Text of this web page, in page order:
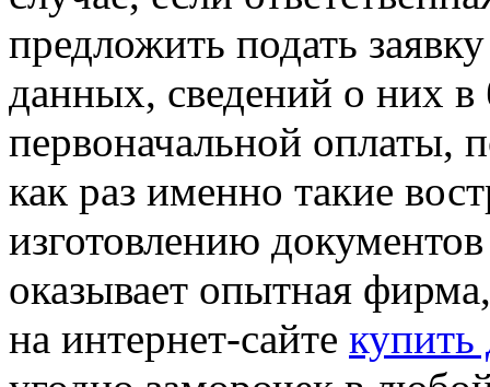
предложить подать
данных, сведений о них в
первоначальной оплаты,
как раз именно такие
изготовлению
оказывает опытная
на интернет-сайте купить